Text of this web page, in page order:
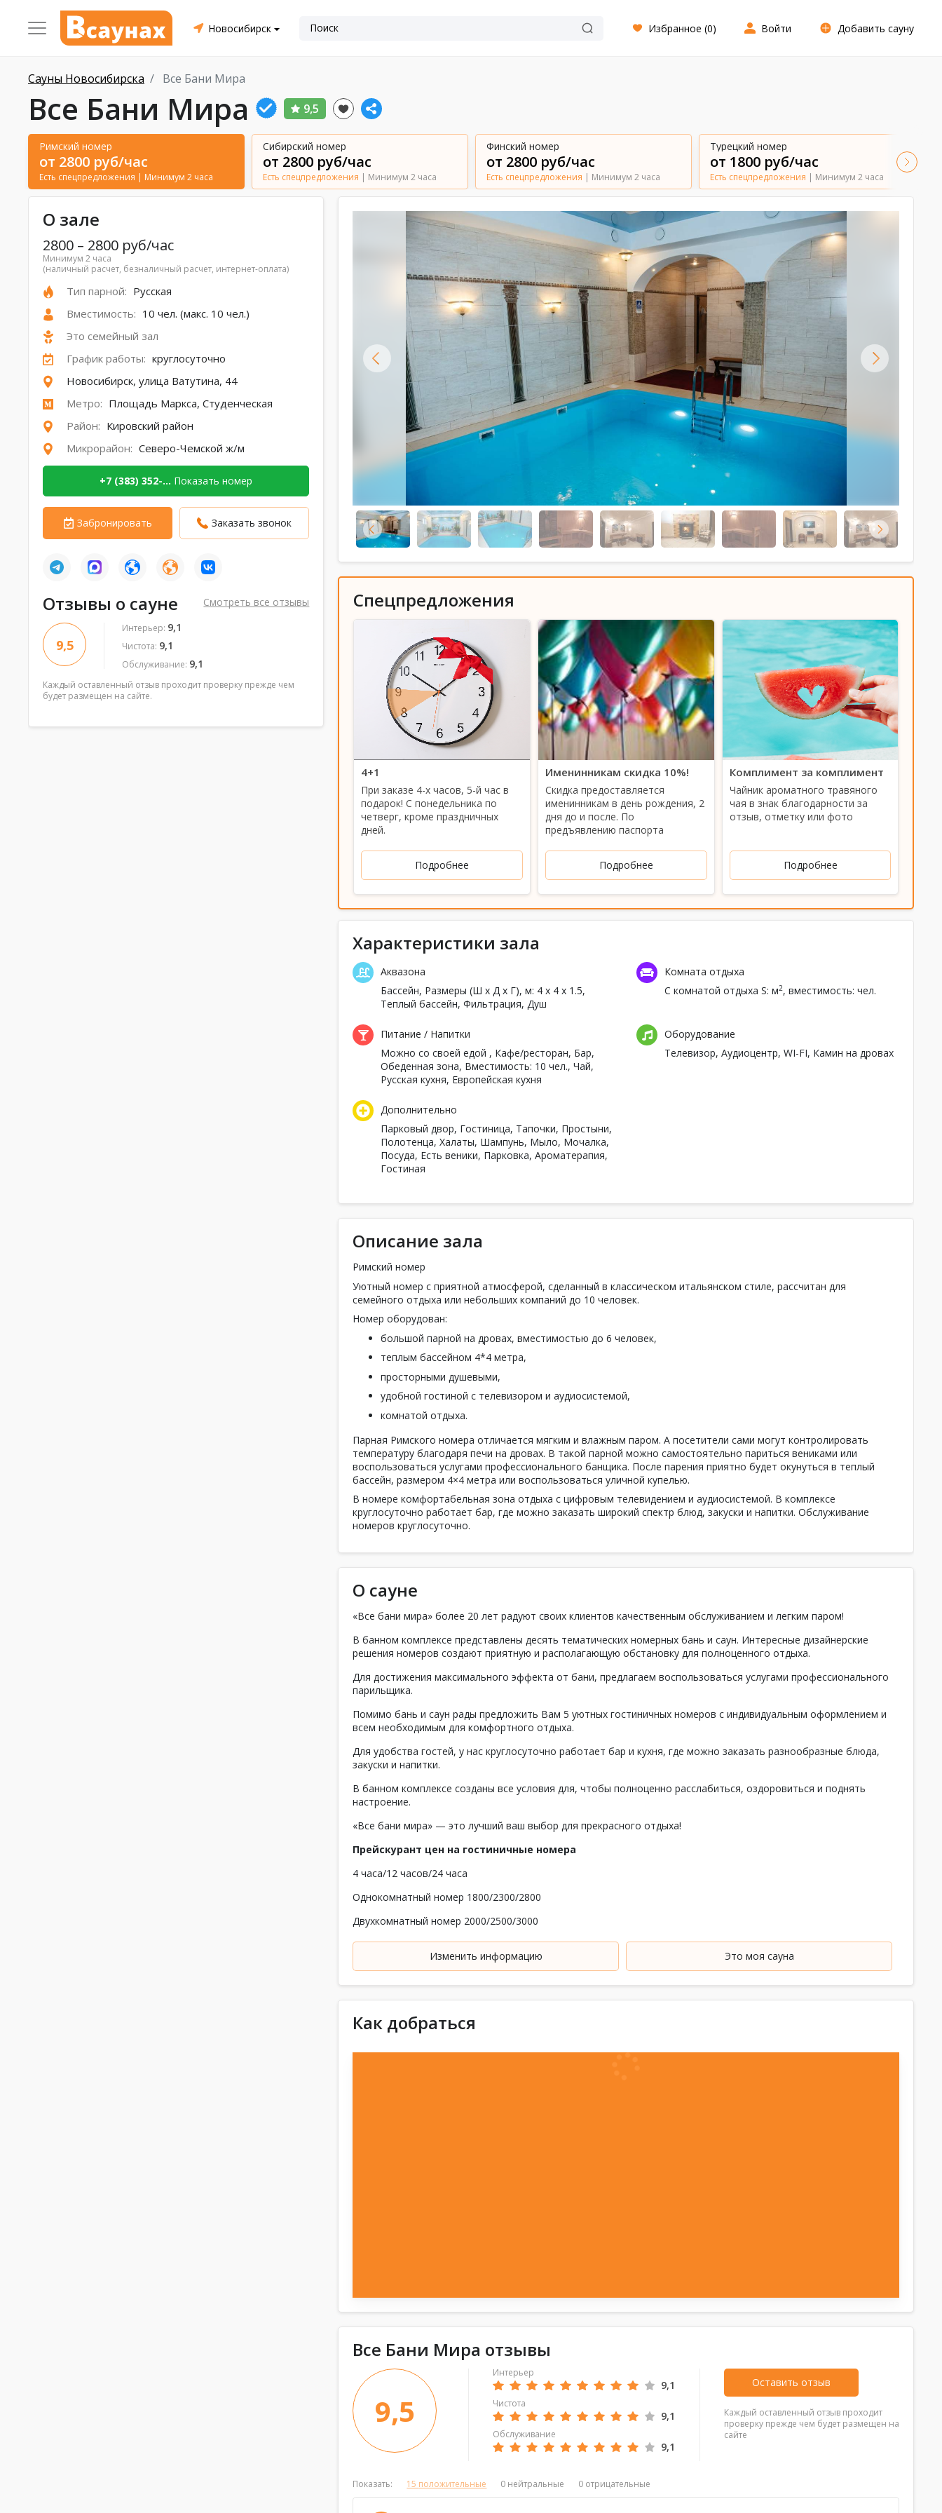
Новосибирск Избранное (0) Войти Добавить сауну
Сауны Новосибирска Все Бани Мира
Все Бани Мира 9,5
Римский номер
от 2800 руб/час
Есть спецпредложения | Минимум 2 часа
Сибирский номер
от 2800 руб/час
Есть спецпредложения | Минимум 2 часа
Финский номер
от 2800 руб/час
Есть спецпредложения | Минимум 2 часа
Турецкий номер
от 1800 руб/час
Есть спецпредложения | Минимум 2 часа
О зале
2800 – 2800 руб/час
Минимум 2 часа
(наличный расчет, безналичный расчет, интернет-оплата)
Тип парной: Русская
Вместимость: 10 чел. (макс. 10 чел.)
Это семейный зал
График работы: круглосуточно
Новосибирск, улица Ватутина, 44
Метро: Площадь Маркса, Студенческая
Район: Кировский район
Микрорайон: Северо-Чемской ж/м
+7 (383) 352-... Показать номер
Забронировать Заказать звонок
Отзывы о сауне Смотреть все отзывы
9,5
Интерьер: 9,1
Чистота: 9,1
Обслуживание: 9,1
Каждый оставленный отзыв проходит проверку прежде чем
будет размещен на сайте.
Спецпредложения
4+1
При заказе 4-х часов, 5-й час в
подарок! С понедельника по
четверг, кроме праздничных
дней.
Подробнее
Именинникам скидка 10%!
Скидка предоставляется
именинникам в день рождения, 2
дня до и после. По
предъявлению паспорта
Подробнее
Комплимент за комплимент
Чайник ароматного травяного
чая в знак благодарности за
отзыв, отметку или фото
Подробнее
Характеристики зала
Аквазона
Бассейн, Размеры (Ш x Д x Г), м: 4 x 4 x 1.5,
Теплый бассейн, Фильтрация,Душ
Комната отдыха
С комнатой отдыха S: м2, вместимость: чел.
Питание / Напитки
Можно со своей едой , Кафе/ресторан, Бар,
Обеденная зона, Вместимость: 10 чел.,Чай,
Русская кухня, Европейская кухня
Оборудование
Телевизор,Аудиоцентр,WI-FI, Камин на дровах
Дополнительно
Парковый двор, Гостиница, Тапочки, Простыни,
Полотенца,Халаты, Шампунь, Мыло, Мочалка,
Посуда, Есть веники, Парковка,Ароматерапия,
Гостиная
Описание зала
Римский номер
Уютный номер с приятной атмосферой, сделанный в классическом итальянском стиле, рассчитан для
семейного отдыха или небольших компаний до 10 человек.
Номер оборудован:
большой парной на дровах, вместимостью до 6 человек,
теплым бассейном 4*4 метра,
просторными душевыми,
удобной гостиной с телевизором и аудиосистемой,
комнатой отдыха.
Парная Римского номера отличается мягким и влажным паром. А посетители сами могут контролировать
температуру благодаря печи на дровах. В такой парной можно самостоятельно париться вениками или
воспользоваться услугами профессионального банщика. После парения приятно будет окунуться в теплый
бассейн, размером 4×4 метра или воспользоваться уличной купелью.
В номере комфортабельная зона отдыха с цифровым телевидением и аудиосистемой. В комплексе
круглосуточно работает бар, где можно заказать широкий спектр блюд, закуски и напитки. Обслуживание
номеров круглосуточно.
О сауне
«Все бани мира» более 20 лет радуют своих клиентов качественным обслуживанием и легким паром!
В банном комплексе представлены десять тематических номерных бань и саун. Интересные дизайнерские
решения номеров создают приятную и располагающую обстановку для полноценного отдыха.
Для достижения максимального эффекта от бани, предлагаем воспользоваться услугами профессионального
парильщика.
Помимо бань и саун рады предложить Вам 5 уютных гостиничных номеров с индивидуальным оформлением и
всем необходимым для комфортного отдыха.
Для удобства гостей, у нас круглосуточно работает бар и кухня, где можно заказать разнообразные блюда,
закуски и напитки.
В банном комплексе созданы все условия для, чтобы полноценно расслабиться, оздоровиться и поднять
настроение.
«Все бани мира» — это лучший ваш выбор для прекрасного отдыха!
Прейскурант цен на гостиничные номера
4 часа/12 часов/24 часа
Однокомнатный номер 1800/2300/2800
Двухкомнатный номер 2000/2500/3000
Изменить информацию Это моя сауна
Как добраться
Все Бани Мира отзывы
9,5
Интерьер
9,1
Чистота
9,1
Обслуживание
9,1
Оставить отзыв
Каждый оставленный отзыв проходит
проверку прежде чем будет размещен на
сайте
Показать: 15 положительные 0 нейтральные 0 отрицательные